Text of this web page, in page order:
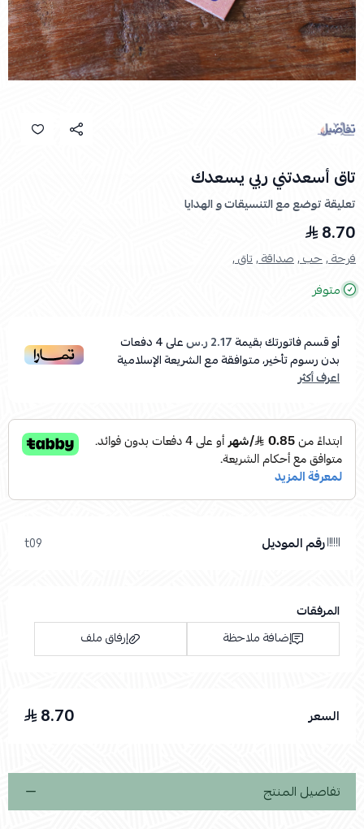
تاق أسعدتني ربي يسعدك
تعليقة توضع مع التنسيقات و الهدايا
8.70
فرحة ,حب ,صداقة ,تاق ,
متوفر
أو قسم فاتورتك بقيمة2.17 ر.س على4دفعات
بدون رسوم تأخير، متوافقة مع الشريعة الإسلامية
اعرف أكثر
رقم الموديل t09
المرفقات
إضافة ملاحظة
إرفاق ملف
السعر 8.70
تفاصيل المنتج